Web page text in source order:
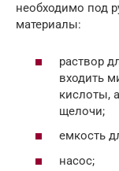
необходимо под
материалы:
раствор
входить
кислоты,
щелочи;
емкость
насос;